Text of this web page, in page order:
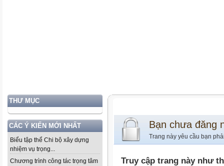
THƯ MỤC
CÁC Ý KIẾN MỚI NHẤT
Biểu tập thể Chi bộ xây dựng
nhiệm vụ trọng...
Chương trình công tác trọng tâm
Bạn chưa đăng
Trang này yêu cầu bạn
Truy cập trang này như